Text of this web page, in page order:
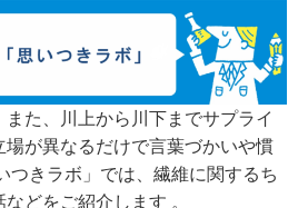
た、川上から川下までサプライ
が異なるだけで言葉づかいや慣
つきラボ」では、繊維に関するち
どをご紹介します 。